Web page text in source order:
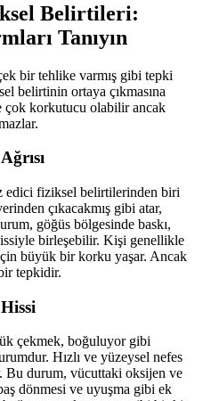
Belirtileri:
Tanıyın
bir tehlike varmış gibi tepki
belirtinin ortaya çıkmasına
korkutucu olabilir ancak
edici fiziksel belirtilerinden biri
çıkacakmış gibi atar,
göğüs bölgesinde baskı,
birleşebilir. Kişi genellikle
büyük bir korku yaşar. Ancak
tepkidir.
çekmek, boğuluyor gibi
Hızlı ve yüzeysel nefes
Bu durum, vücuttaki oksijen ve
dönmesi ve uyuşma gibi ek